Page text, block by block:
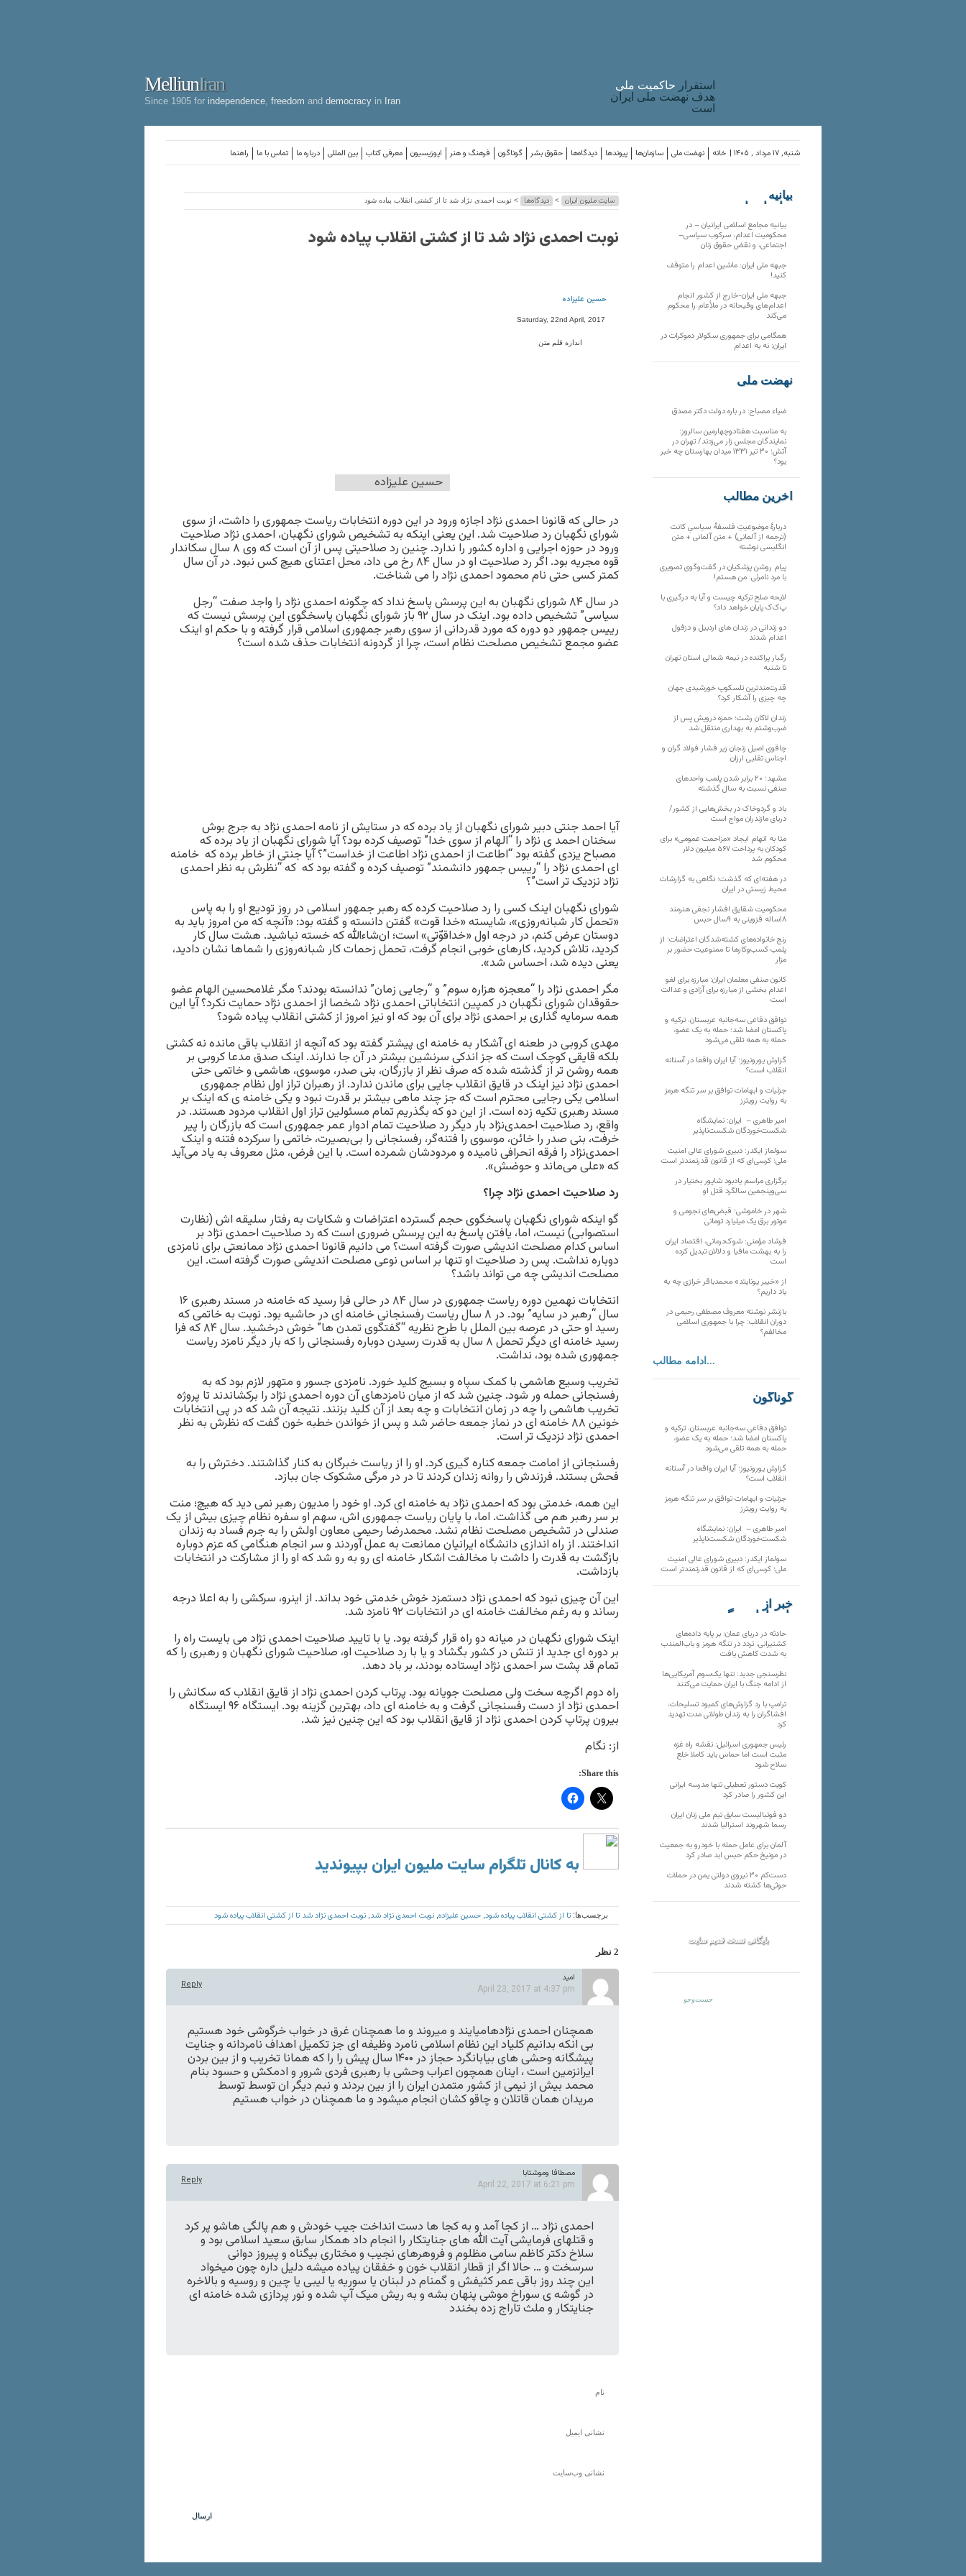
MelliunIran
Since 1905 for independence freedom and democracy in Iran
استقرار حاکميت ملی
هدف نهضت ملی ایران
است
راهنما تماس با ما درباره ما بین المللی معرفی کتاب اپوزیسیون فرهنگ و هنر گوناگون حقوق بشر دیدگاه‌ها پیوندها سازمان‌ها نهضت ملی خانه شنبه, ۱۷ مرداد , ۱۴۰۵ |
سایت ملیون ایران > دیدگاه‌ها > نوبت احمدی نژاد شد تا از کشتی انقلاب پیاده شود
نوبت احمدی نژاد شد تا از کشتی انقلاب پیاده شود
حسین علیزاده
Saturday, 22nd April, 2017
اندازه قلم متن
حسین علیزاده
در حالی که قانونا احمدی نژاد اجازه ورود در این دوره انتخابات ریاست جمهوری را داشت، از سوی
شورای نگهبان رد صلاحیت شد. این یعنی اینکه به تشخیص شورای نگهبان، احمدی نژاد صلاحیت
ورود در حوزه اجرایی و اداره کشور را ندارد. چنین رد صلاحیتی پس از آن است که وی ۸ سال سکاندار
قوه مجریه بود. اگر رد صلاحیت او در سال ۸۴ رخ می داد، محل اعتنای هیچ کس نبود. در آن سال
کمتر کسی حتی نام محمود احمدی نژاد را می شناخت.
در سال ۸۴ شورای نگهبان به این پرسش پاسخ نداد که چگونه احمدی نژاد را واجد صفت “رجل
سیاسی” تشخیص داده بود. اینک در سال ۹۲ باز شورای نگهبان پاسخگوی این پرسش نیست که
رییس جمهور دو دوره که مورد قدردانی از سوی رهبر جمهوری اسلامی قرار گرفته و با حکم او اینک
عضو مجمع تشخیص مصلحت نظام است، چرا از گردونه انتخابات حذف شده است؟
آیا احمد جنتی دبیر شورای نگهبان از یاد برده که در ستایش از نامه احمدی نژاد به جرج بوش
سخنان احمد ی نژاد را “الهام از سوی خدا” توصیف کرده بود؟ آیا شورای نگهبان از یاد برده که
مصباح یزدی گفته بود “اطاعت از احمدی نژاد اطاعت از خداست”؟ آیا جنتی از خاطر برده که خامنه
ای احمدی نژاد را “رییس جمهور دانشمند” توصیف کرده و گفته بود که که “نظرش به نظر احمدی
نژاد نزدیک تر است”؟
شورای نگهبان اینک کسی را رد صلاحیت کرده که رهبر جمهور اسلامی در روز تودیع او را به پاس
«تحمل کار شبانه‌روزی»، شایسته «خدا قوت» گفتن دانسته و گفته بود: «آنچه که من امروز باید به
دوستان عرض کنم، در درجه اول «خداقوّتى» است؛ ان‌شاءالله که خسته نباشید. هشت سال کار
کردید، تلاش کردید، کارهاى خوبى انجام گرفت، تحمل زحمات کار شبانه‌روزى را شماها نشان دادید،
یعنى دیده شد، احساس شد».
مگر احمدی نژاد را “معجزه هزاره سوم” و “رجایی زمان” ندانسته بودند؟ مگر غلامحسین الهام عضو
حقوقدان شورای نگهبان در کمپین انتخاباتی احمدی نژاد شخصا از احمدی نژاد حمایت نکرد؟ آیا این
همه سرمایه گذاری بر احمدی نژاد برای آن بود که او نیز امروز از کشتی انقلاب پیاده شود؟
مهدی کروبی در طعنه ای آشکار به خامنه ای پیشتر گفته بود که آنچه از انقلاب باقی مانده نه کشتی
بلکه قایقی کوچک است که جز اندکی سرنشین بیشتر در آن جا ندارند. اینک صدق مدعا کروبی بر
همه روشن تر از گذشته شده که صرف نظر از بازرگان، بنی صدر، موسوی، هاشمی و خاتمی حتی
احمدی نژاد نیز اینک در قایق انقلاب جایی برای ماندن ندارد. از رهبران تراز اول نظام جمهوری
اسلامی یکی رجایی محترم است که جز چند ماهی بیشتر بر قدرت نبود و یکی خامنه ی که اینک بر
مسند رهبری تکیه زده است. از این دو که بگذریم تمام مسئولین تراز اول انقلاب مردود هستند. در
واقع، رد صلاحیت احمدی‌نژاد بار دیگر رد صلاحیت تمام ادوار عمر جمهوری است که بازرگان را پیر
خرفت، بنی صدر را خائن، موسوی را فتنه‌گر، رفسنجانی را بی‌بصیرت، خاتمی را سرکرده فتنه و اینک
احمدی‌نژاد را فرقه انحرافی نامیده و مردودشان شمرده است. با این فرض، مثل معروف به یاد می‌آید
که «علی می‌ماند و حوضش».
رد صلاحیت احمدی نژاد چرا؟
گو اینکه شورای نگهبان پاسخگوی حجم گسترده اعتراضات و شکایات به رفتار سلیقه اش (نظارت
استصوابی) نیست، اما، یافتن پاسخ به این پرسش ضروری است که رد صلاحیت احمدی نژاد بر
اساس کدام مصلحت اندیشی صورت گرفته است؟ می دانیم قانونا احمدی نژاد ممانعتی برای نامزدی
دوباره نداشت. پس رد صلاحیت او تنها بر اساس نوعی مصلحت اندیشی صورت گرفته است. این
مصلحت اندیشی چه می تواند باشد؟
انتخابات نهمین دوره ریاست جمهوری در سال ۸۴ در حالی فرا رسید که خامنه در مسند رهبری ۱۶
سال “رهبر در سایه” بود. در ۸ سال ریاست رفسنجانی خامنه ای در حاشیه بود. نوبت به خاتمی که
رسید او حتی در عرصه بین الملل با طرح نظریه “گفتگوی تمدن ها” خوش درخشید. سال ۸۴ که فرا
رسید خامنه ای دیگر تحمل ۸ سال به قدرت رسیدن دوباره رفسنجانی را که بار دیگر نامزد ریاست
جمهوری شده بود، نداشت.
تخریب وسیع هاشمی با کمک سپاه و بسیج کلید خورد. نامزدی جسور و متهور لازم بود که به
رفسنجانی حمله ور شود. چنین شد که از میان نامزدهای آن دوره احمدی نژاد را برکشاندند تا پروژه
تخریب هاشمی را چه در زمان انتخابات و چه بعد از آن کلید بزنند. نتیجه آن شد که در پی انتخابات
خونین ۸۸ خامنه ای در نماز جمعه حاضر شد و پس از خواندن خطبه خون گفت که نظرش به نظر
احمدی نژاد نزدیک تر است.
رفسنجانی از امامت جمعه کناره گیری کرد. او را از ریاست خبرگان به کنار گذاشتند. دخترش را به
فحش بستند. فرزندش را روانه زندان کردند تا در در مرگی مشکوک جان ببازد.
این همه، خدمتی بود که احمدی نژاد به خامنه ای کرد. او خود را مدیون رهبر نمی دید که هیچ؛ منت
بر سر رهبر هم می گذاشت. اما، با پایان ریاست جمهوری اش، سهم او سفره نظام چیزی بیش از یک
صندلی در تشخیص مصلحت نظام نشد. محمدرضا رحیمی معاون اولش را به جرم فساد به زندان
انداختند. از راه اندازی دانشگاه ایرانیان ممانعت به عمل آوردند و سر انجام هنگامی که عزم دوباره
بازگشت به قدرت را داشت با مخالفت اشکار خامنه ای رو به رو شد که او را از مشارکت در انتخابات
بازداشت.
این آن چیزی نبود که احمدی نژاد دستمزد خوش خدمتی خود بداند. از اینرو، سرکشی را به اعلا درجه
رساند و به رغم مخالفت خامنه ای در انتخابات ۹۲ نامزد شد.
اینک شورای نگهبان در میانه دو راه قرار گرفته بود. یا با تایید صلاحیت احمدی نژاد می بایست راه را
بر دوره ای جدید از تنش در کشور بگشاد و یا با رد صلاحیت او، صلاحیت شورای نگهبان و رهبری را که
تمام قد پشت سر احمدی نژاد ایستاده بودند، بر باد دهد.
راه دوم اگرچه سخت ولی مصلحت جویانه بود. پرتاب کردن احمدی نژاد از قایق انقلاب که سکانش را
احمدی نژاد از دست رفسنجانی گرفت و به خامنه ای داد، بهترین گزینه بود. ایستگاه ۹۶ ایستگاه
بیرون پرتاپ کردن احمدی نژاد از قایق انقلاب بود که این چنین نیز شد.
از: نگام
Share this:
به کانال تلگرام سایت ملیون ایران بپیوندید
برچسب‌ها: تا از کشتی انقلاب پیاده شود حسین علیزاده نوبت احمدی نژاد شد نوبت احمدی نژاد شد تا از کشتی انقلاب پیاده شود
2 نظر
Reply
امید
April 23, 2017 at 4:37 pm
همچنان احمدی نژادهامیایند و میروند و ما همچنان غرق در خواب خرگوشی خود هستیم
بی انکه بدانیم کلیاد این نظام اسلامی نامرد وظیفه ای جز تکمیل اهداف نامردانه و جنایت
پیشگانه وحشی های بیابانگرد حجاز در ۱۴۰۰ سال پیش را را که همانا تخریب و از بین بردن
ایرانزمین است ، اینان همچون اعراب وحشی با رهبری فردی شرور و ادمکش و حسود بنام
محمد بیش از نیمی از کشور متمدن ایران را از بین بردند و نبم دیگر ان توسط توسط
مریدان همان قاتلان و چاقو کشان انجام میشود و ما همچنان در خواب هستیم
Reply
مصطافا وموشتابا
April 22, 2017 at 6:21 pm
احمدی نژاد … از کجا آمد و به کجا ها دست انداخت جیب خودش و هم پالگی هاشو پر کرد
و قتلهای فرمایشی آیت الله های جنایتکار را انجام داد همکار سابق سعید اسلامی بود و
سلاخ دکتر کاظم سامی مظلوم و فروهرهای نجیب و مختاری بیگناه و پیروز دوانی
سرسخت و … حالا اگر از قطار انقلاب خون و خفقان پیاده میشه دلیل داره چون میخواد
این چند روز باقی عمر کثیفش و گمنام در لبنان یا سوریه یا لیبی یا چین و روسیه و بالاخره
در گوشه ی سوراخ موشی پنهان بشه و به ریش میک آپ شده و نور پردازی شده خامنه ای
جنایتکار و ملث تاراج زده بخندد
بیانیه
سازمان‌های
بیانیه مجامع اسلامی ایرانیان – در
محکومیت اعدام، سرکوب سیاسی–
اجتماعی، و نقض حقوق زنان
جبهه ملی ایران: ماشین اعدام را متوقف
کنید!
جبهه ملی ایران-خارج از کشور انجام
اعدام‌های وقیحانه در ملأِعام را محکوم
می‌کند
همگامی برای جمهوری سکولار دموکرات در
ایران: نه به اعدام
نهضت ملی
ضیاء مصباح: در باره دولت دکتر مصدق
به مناسبت هفتادوچهارمین سالروز:
نمایندگان مجلس زار می‌زدند/ تهران در
آتش؛ ۳۰ تیر ۱۳۳۱ میدان بهارستان چه خبر
بود؟
آخرین مطالب
دربارهٔ موضوعیتِ فلسفهٔ سیاسیِ کانت
(ترجمه از آلمانی) + متن آلمانی + متن
انگلیسی نوشته
پیام روشن پزشکیان در گفت‌و‌گوی تصویری
با مرد نامرئی: من هستم!
لایحه صلح ترکیه چیست و آیا به درگیری با
پ‌ک‌ک پایان خواهد داد؟
دو زندانی در زندان های اردبیل و دزفول
اعدام شدند
رگبار پراکنده در نیمه شمالی استان تهران
تا شنبه
قدرت‌مندترین تلسکوپ خورشیدی جهان
چه چیزی را آشکار کرد؟
زندان لاکان رشت؛ حمزه درویش پس از
ضرب‌وشتم به بهداری منتقل شد
چاقوی اصیل زنجان زیر فشار فولاد گران و
اجناس تقلبی ارزان
مشهد؛ ۲۰ برابر شدن پلمب واحدهای
صنفی نسبت به سال گذشته
باد و گردوخاک در بخش‌هایی از کشور/
دریای مازندران مواج است
متا به اتهام ایجاد «مزاحمت عمومی» برای
کودکان به پرداخت ۵۶۷ میلیون دلار
محکوم شد
در هفته‌ای که گذشت؛ نگاهی به گزارشات
محیط زیستی در ایران
محکومیت شقایق افشار نجفی هنرمند
۱۸ساله قزوینی به ۹سال حبس
رنج خانواده‌های کشته‌شدگان اعتراضات؛ از
پلمب کسب‌وکارها تا ممنوعیت حضور بر
مزار
کانون صنفی معلمان ایران: مبارزه برای لغو
اعدام بخشی از مبارزه برای آزادی و عدالت
است
توافق دفاعی سه‌جانبه عربستان، ترکیه و
پاکستان امضا شد؛ حمله به یک عضو،
حمله به همه تلقی می‌شود
گزارش یورونیوز؛ آیا ایران واقعا در آستانه
انقلاب است؟
جزئیات و ابهامات توافق بر سر تنگه هرمز
به روایت رویترز
امیر طاهری – ایران: نمایشگاه
شکست‌خوردگان شکست‌ناپذیر
سولماز ایکدر: دبیری شورای عالی امنیت
ملی؛ کرسی‌ای که از قانون قدرتمندتر است
برگزاری مراسم یادبود شاپور بختیار در
سی‌وپنجمین سالگرد قتل او
شهر در خاموشی؛ قبض‌های نجومی و
موتور برق یک میلیارد تومانی
فرشاد مؤمنی: شوک‌درمانی، اقتصاد ایران
را به بهشت مافیا و دلالان تبدیل کرده
است
از «خیبر یونایتد» محمدباقر خرازی چه به
یاد داریم؟
بازنشر نوشته معروف مصطفی رحیمی در
دوران انقلاب: چرا با جمهوری اسلامی
مخالفم؟
ادامه مطالب...
گوناگون
توافق دفاعی سه‌جانبه عربستان، ترکیه و
پاکستان امضا شد؛ حمله به یک عضو،
حمله به همه تلقی می‌شود
گزارش یورونیوز؛ آیا ایران واقعا در آستانه
انقلاب است؟
جزئیات و ابهامات توافق بر سر تنگه هرمز
به روایت رویترز
امیر طاهری – ایران: نمایشگاه
شکست‌خوردگان شکست‌ناپذیر
سولماز ایکدر: دبیری شورای عالی امنیت
ملی؛ کرسی‌ای که از قانون قدرتمندتر است
خبر از
تارنماهای دیگر
حادثه در دریای عمان؛ بر پایه داده‌های
کشتیرانی، تردد در تنگه هرمز و باب‌المندب
به شدت کاهش یافت
نظرسنجی جدید: تنها یک‌سوم آمریکایی‌ها
از ادامه جنگ با ایران حمایت می‌کنند
ترامپ با رد گزارش‌های کمبود تسلیحات،
افشاگران را به زندان طولانی مدت تهدید
کرد
رئیس‌ جمهوری اسرائیل: نقشه راه غزه
مثبت است اما حماس باید کاملا خلع
سلاح شود
کویت دستور تعطیلی تنها مدرسه ایرانی
این کشور را صادر کرد
دو فوتبالیست سابق تیم ملی زنان ایران
رسما شهروند استرالیا شدند
آلمان برای عامل حمله با خودرو به جمعیت
در مونیخ حکم حبس ابد صادر کرد
دست‌کم ۳۰ نیروی دولتی یمن در حملات
حوثی‌ها کشته شدند
بایگانی نسخه قدیم سایت